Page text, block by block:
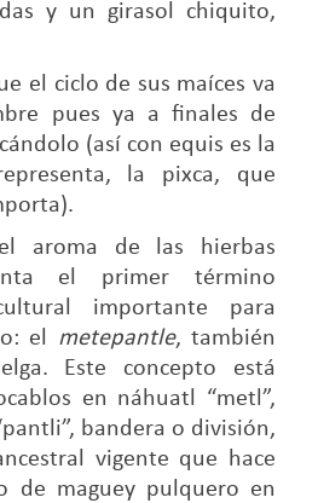
y un girasol chiquito,
el ciclo de sus maíces va
pues ya a finales de
(así con equis es la
la pixca, que
aroma de las hierbas
el primer término
importante para
el metepantle, también
Este concepto está
en náhuatl “metl”,
bandera o división,
vigente que hace
de maguey pulquero en